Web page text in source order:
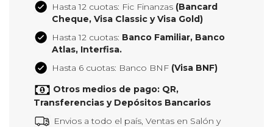
Hasta 12 cuotas: Fic Finanzas (Bancard
Cheque, Visa Classic y Visa Gold)
Hasta 12 cuotas: Banco Familiar, Banco
Atlas, Interfisa.
Hasta 6 cuotas: Banco BNF (Visa BNF)
Otros medios de pago: QR,
Transferencias y Depósitos Bancarios
Envios a todo el país, Ventas en Salón y